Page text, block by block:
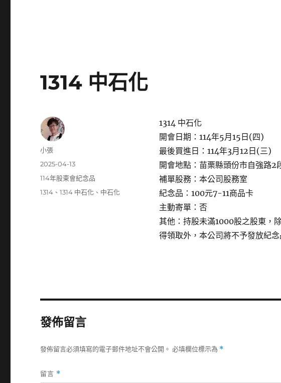
1314 中石化
1314 中石化
開會日期：114年5月15日(四)
最後買進日：114年3月12日(三)
開會地點：苗栗縣頭份市自強路2
補單股務：本公司股務室
紀念品：100元7-11商品卡
主動寄單：否
其他：持股未滿1000股之股東，
得領取外，本公司將不予發放紀念
作
小張
發
期:
2025-04-13
分
114年股東會紀念品
標
1314 、1314 中石化 、 中石化
發佈留言
發佈留言必須填寫的電子郵件地址不會公開。 必填欄位標示為 *
留言 *